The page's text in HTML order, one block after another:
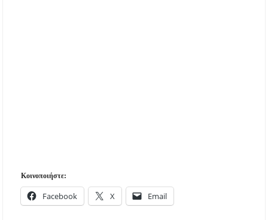
Κοινοποιήστε:
Facebook X Email